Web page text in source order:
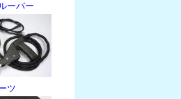
ーバー
ツ